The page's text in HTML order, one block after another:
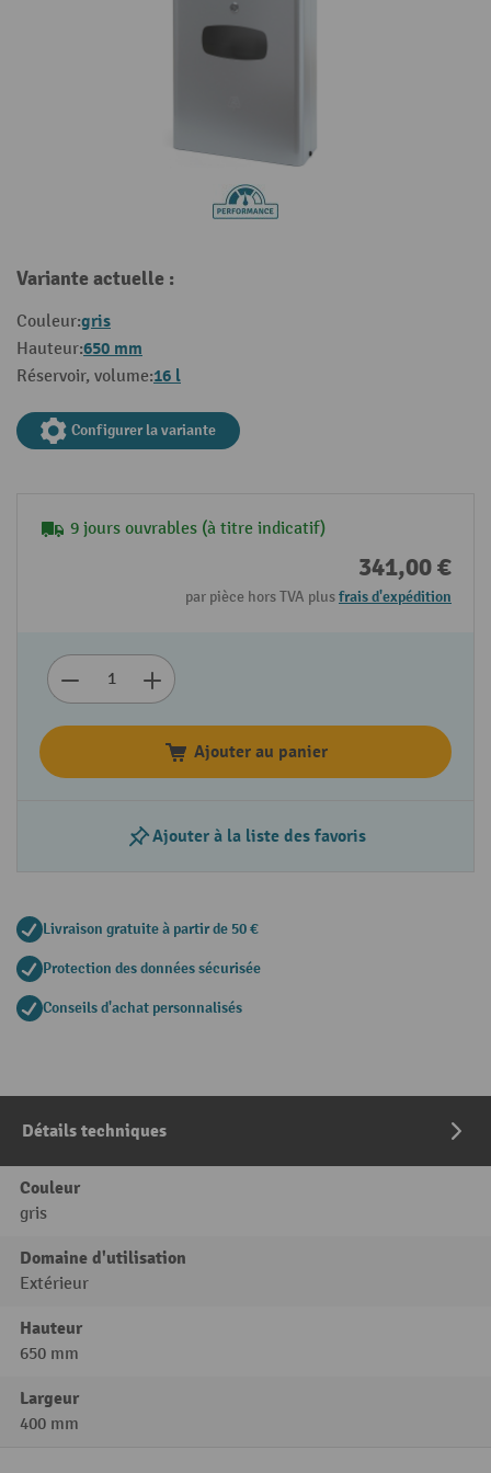
Variante actuelle :
Couleur:gris
Hauteur:650 mm
Réservoir, volume:16 l
Configurer la variante
9 jours ouvrables (à titre indicatif)
341,00 €
par pièce hors TVA plusfrais d'expédition
Ajouter au panier
Ajouter à la liste des favoris
Livraison gratuite à partir de 50 €
Protection des données sécurisée
Conseils d'achat personnalisés
Détails techniques
Couleur
gris
Domaine d'utilisation
Extérieur
Hauteur
650 mm
Largeur
400 mm